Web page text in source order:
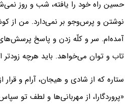
حسین راه خود را یافته، شب و روز
نوشتن و پرس‌وجو بر نمی‌دارد. من از
آمده‌ام. سر و کلّه زدن و پاسخ
تاب و توان می‌خواهد. باید هرچه زودتر
ستاره که از شادی و هیجان، آرام و
«پروردگارا، از مهربانی‌ها و لطف تو